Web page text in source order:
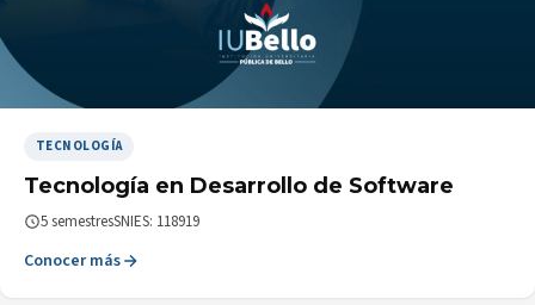
TECNOLOGÍA
Tecnología en Desarrollo de Software
5 semestresSNIES: 118919
Conocer más